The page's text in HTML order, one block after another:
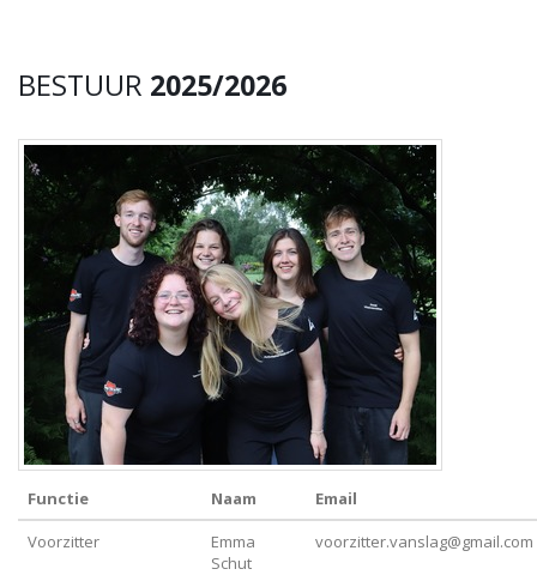
BESTUUR 2025/2026
Functie Naam
Email
Voorzitter
Emma
Schut
voorzitter.vanslag@gmail.com